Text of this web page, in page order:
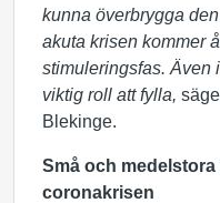
kunna överbrygga
akuta krisen kommer
stimuleringsfas. Även
viktig roll att fylla,
Blekinge.
Små och
coronakrisen